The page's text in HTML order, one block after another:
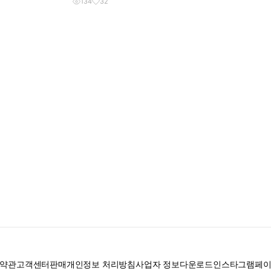
관고객센터판매개인정보 처리방침사업자 정보다운로드인스타그램페